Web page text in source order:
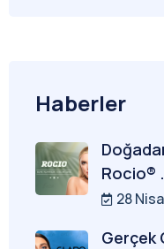
Haberler
Rocio®
28
Gerçek